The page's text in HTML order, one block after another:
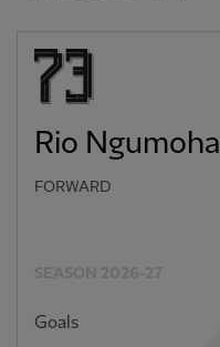
Rio Ngumoha
FORWARD
Goals